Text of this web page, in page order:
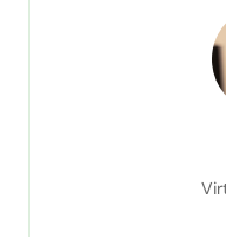
IT
HR